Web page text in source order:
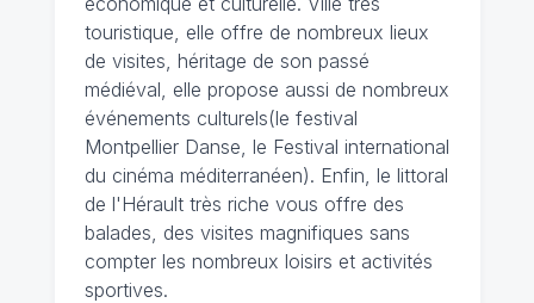
touristique, elle offre de nombreux lieux
de visites, héritage de son passé
médiéval, elle propose aussi de nombreux
événements culturels(le festival
Montpellier Danse, le Festival international
du cinéma méditerranéen). Enfin, le littoral
de l'Hérault très riche vous offre des
balades, des visites magnifiques sans
compter les nombreux loisirs et activités
sportives.